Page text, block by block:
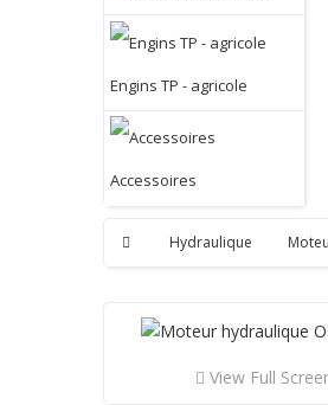
Engins TP - agricole
Accessoires
Hydraulique
View Full